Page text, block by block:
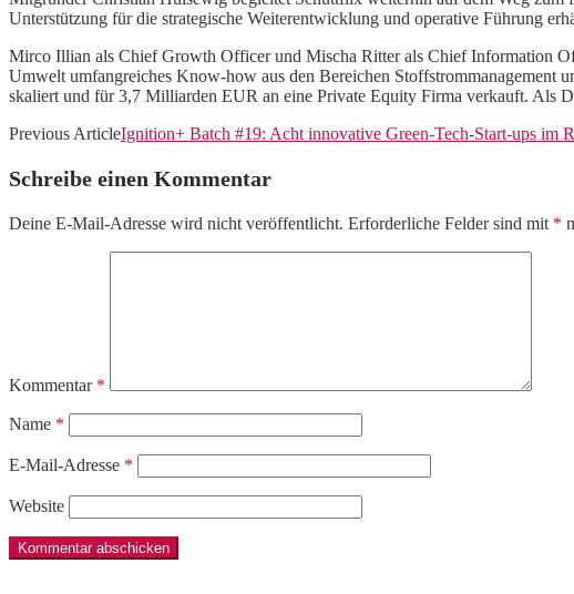
Unterstützung für die strategische Weiterentwicklung und operative Führung
Mirco Illian als Chief Growth Officer und Mischa Ritter als Chief Information
Umwelt umfangreiches Know-how aus den Bereichen
skaliert und für 3,7 Milliarden EUR an eine Private Equity Firma verkauft. Als
Previous ArticleIgnition+ Batch #19: Acht innovative Green-Tech-Start-ups im
Schreibe einen Kommentar
Deine E-Mail-Adresse wird nicht veröffentlicht. Erforderliche Felder sind mit *
Kommentar *
Name *
E-Mail-Adresse *
Website